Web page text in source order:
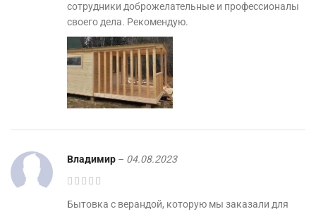
сотрудники доброжелательные и профессионалы
своего дела. Рекомендую.
Владимир – 04.08.2023
Бытовка с верандой, которую мы заказали для